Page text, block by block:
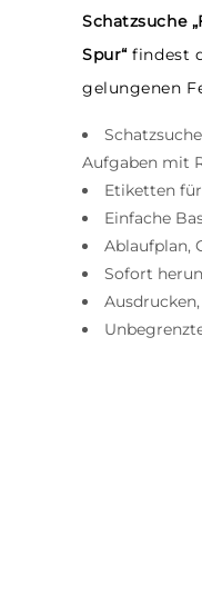
Schatzsuche
Spur“findest
gelungenen
Aufgaben mit
Etiketten
Einfache
Ablaufplan,
Sofort